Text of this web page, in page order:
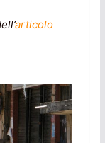
articolo